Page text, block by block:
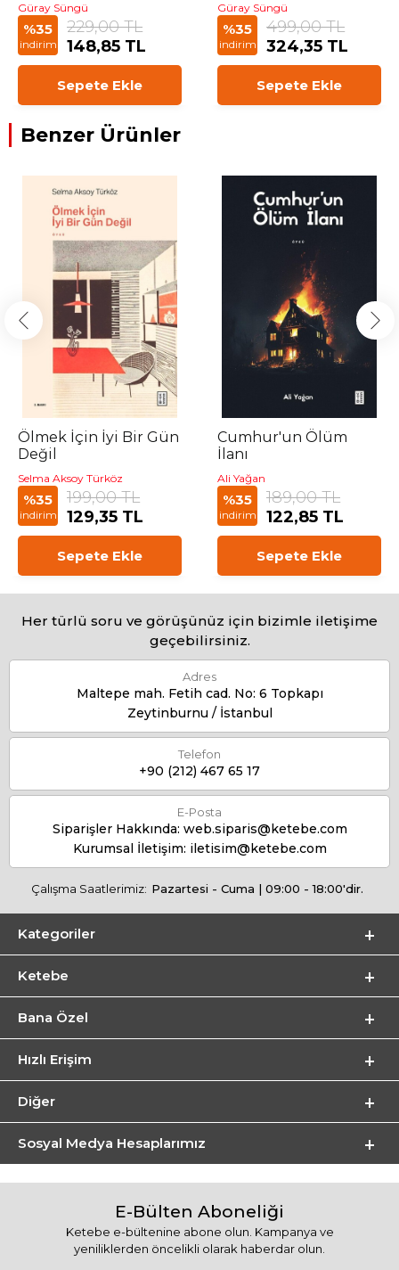
Güray Süngü
%35
indirim
229,00 TL
148,85 TL
Sepete Ekle
Güray Süngü
%35
indirim
499,00 TL
324,35 TL
Sepete Ekle
Benzer Ürünler
Ölmek İçin İyi Bir Gün
Değil
Selma Aksoy Türköz
%35
indirim
199,00 TL
129,35 TL
Sepete Ekle
Cumhur'un Ölüm
İlanı
Ali Yağan
%35
indirim
189,00 TL
122,85 TL
Sepete Ekle
Her türlü soru ve görüşünüz için bizimle iletişime
geçebilirsiniz.
Adres
Maltepe mah. Fetih cad. No: 6 Topkapı
Zeytinburnu / İstanbul
Telefon
+90 (212) 467 65 17
E-Posta
Siparişler Hakkında: web.siparis@ketebe.com
Kurumsal İletişim: iletisim@ketebe.com
Çalışma Saatlerimiz: Pazartesi - Cuma | 09:00 - 18:00'dir.
Kategoriler
Ketebe
Bana Özel
Hızlı Erişim
Diğer
Sosyal Medya Hesaplarımız
E-Bülten Aboneliği
Ketebe e-bültenine abone olun. Kampanya ve
yeniliklerden öncelikli olarak haberdar olun.